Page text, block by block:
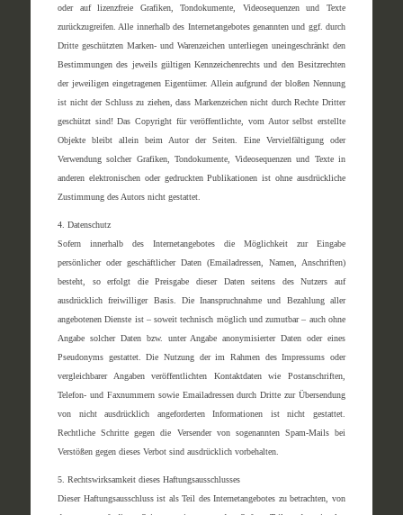
oder auf lizenzfreie Grafiken, Tondokumente, Videosequenzen und Texte
zurückzugreifen. Alle innerhalb des Internetangebotes genannten und ggf. durch
Dritte geschützten Marken- und Warenzeichen unterliegen uneingeschränkt den
Bestimmungen des jeweils gültigen Kennzeichenrechts und den Besitzrechten
der jeweiligen eingetragenen Eigentümer. Allein aufgrund der bloßen Nennung
ist nicht der Schluss zu ziehen, dass Markenzeichen nicht durch Rechte Dritter
geschützt sind! Das Copyright für veröffentlichte, vom Autor selbst erstellte
Objekte bleibt allein beim Autor der Seiten. Eine Vervielfältigung oder
Verwendung solcher Grafiken, Tondokumente, Videosequenzen und Texte in
anderen elektronischen oder gedruckten Publikationen ist ohne ausdrückliche
Zustimmung des Autors nicht gestattet.
4. Datenschutz
Sofern innerhalb des Internetangebotes die Möglichkeit zur Eingabe
persönlicher oder geschäftlicher Daten (Emailadressen, Namen, Anschriften)
besteht, so erfolgt die Preisgabe dieser Daten seitens des Nutzers auf
ausdrücklich freiwilliger Basis. Die Inanspruchnahme und Bezahlung aller
angebotenen Dienste ist – soweit technisch möglich und zumutbar – auch ohne
Angabe solcher Daten bzw. unter Angabe anonymisierter Daten oder eines
Pseudonyms gestattet. Die Nutzung der im Rahmen des Impressums oder
vergleichbarer Angaben veröffentlichten Kontaktdaten wie Postanschriften,
Telefon- und Faxnummern sowie Emailadressen durch Dritte zur Übersendung
von nicht ausdrücklich angeforderten Informationen ist nicht gestattet.
Rechtliche Schritte gegen die Versender von sogenannten Spam-Mails bei
Verstößen gegen dieses Verbot sind ausdrücklich vorbehalten.
5. Rechtswirksamkeit dieses Haftungsausschlusses
Dieser Haftungsausschluss ist als Teil des Internetangebotes zu betrachten, von